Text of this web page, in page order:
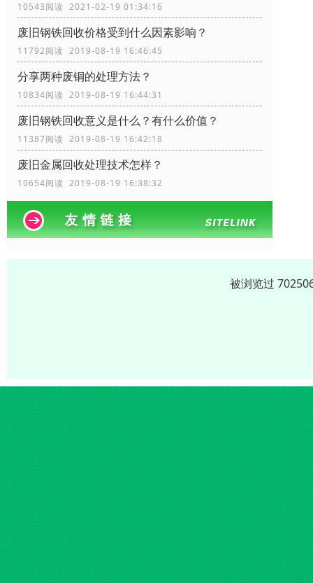
10543阅读 2021-02-19 01:34:16
废旧钢铁回收价格受到什么因素影响？
11792阅读 2019-08-19 16:46:45
分享两种废铜的处理方法？
10834阅读 2019-08-19 16:44:31
废旧钢铁回收​意义是什么？有什么价值？
11387阅读 2019-08-19 16:42:18
废旧金属回收处理技术怎样？
10654阅读 2019-08-19 16:38:32
被浏览过